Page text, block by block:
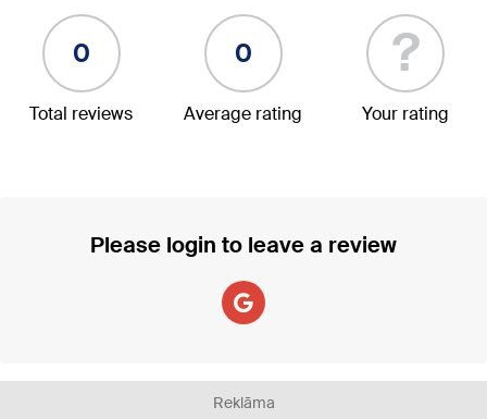
0
Total reviews
0
Average rating
?
Your rating
Please login to leave a review
Reklāma